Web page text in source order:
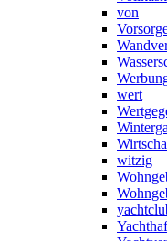
von
wert
witzig